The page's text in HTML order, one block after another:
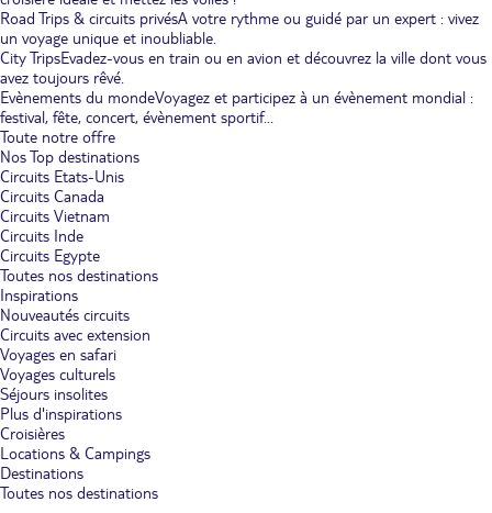
Road Trips & circuits privésA votre rythme ou guidé par un expert : vivez
un voyage unique et inoubliable.
City TripsEvadez-vous en train ou en avion et découvrez la ville dont vous
avez toujours rêvé.
Evènements du mondeVoyagez et participez à un évènement mondial :
festival, fête, concert, évènement sportif...
Toute notre offre
Nos Top destinations
Circuits Etats-Unis
Circuits Canada
Circuits Vietnam
Circuits Inde
Circuits Egypte
Toutes nos destinations
Inspirations
Nouveautés circuits
Circuits avec extension
Voyages en safari
Voyages culturels
Séjours insolites
Plus d'inspirations
Croisières
Locations & Campings
Destinations
Toutes nos destinations